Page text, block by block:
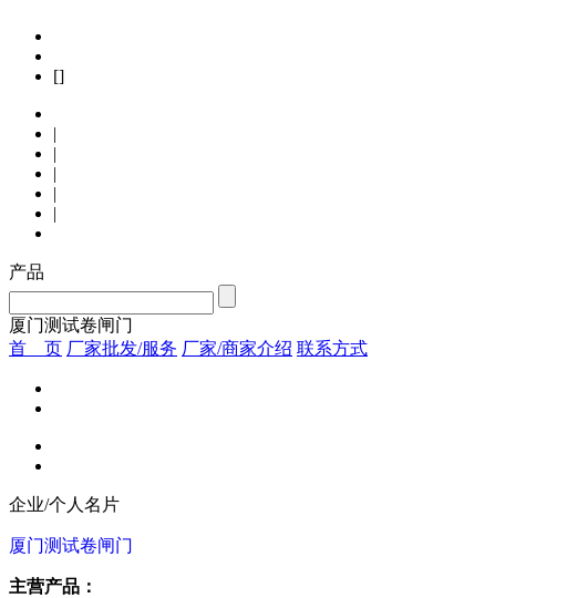
[]
|
|
|
|
|
产品
厦门测试卷闸门
首 页 厂家批发/服务 厂家/商家介绍 联系方式
企业/个人名片
厦门测试卷闸门
主营产品：